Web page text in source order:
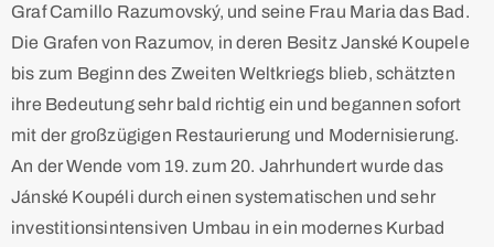
Graf Camillo Razumovský, und seine Frau Maria das Bad.
Die Grafen von Razumov, in deren Besitz Janské Koupele
bis zum Beginn des Zweiten Weltkriegs blieb, schätzten
ihre Bedeutung sehr bald richtig ein und begannen sofort
mit der großzügigen Restaurierung und Modernisierung.
An der Wende vom 19. zum 20. Jahrhundert wurde das
Jánské Koupéli durch einen systematischen und sehr
investitionsintensiven Umbau in ein modernes Kurbad